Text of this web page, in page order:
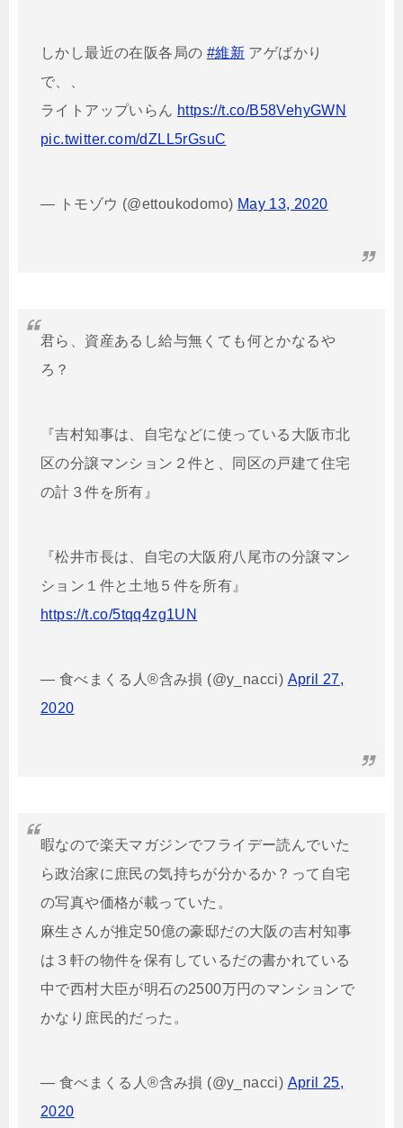
しかし最近の在阪各局の #維新 アゲばかり
で、、
ライトアップいらん https://t.co/B58VehyGWN
pic.twitter.com/dZLL5rGsuC
— トモゾウ (@ettoukodomo) May 13, 2020
君ら、資産あるし給与無くても何とかなるや
ろ？
『吉村知事は、自宅などに使っている大阪市北
区の分譲マンション２件と、同区の戸建て住宅
の計３件を所有』
『松井市長は、自宅の大阪府八尾市の分譲マン
ション１件と土地５件を所有』
https://t.co/5tqq4zg1UN
— 食べまくる人®含み損 (@y_nacci) April 27,
2020
暇なので楽天マガジンでフライデー読んでいた
ら政治家に庶民の気持ちが分かるか？って自宅
の写真や価格が載っていた。
麻生さんが推定50億の豪邸だの大阪の吉村知事
は３軒の物件を保有しているだの書かれている
中で西村大臣が明石の2500万円のマンションで
かなり庶民的だった。
— 食べまくる人®含み損 (@y_nacci) April 25,
2020